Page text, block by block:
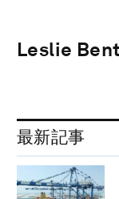
Leslie
最新記事